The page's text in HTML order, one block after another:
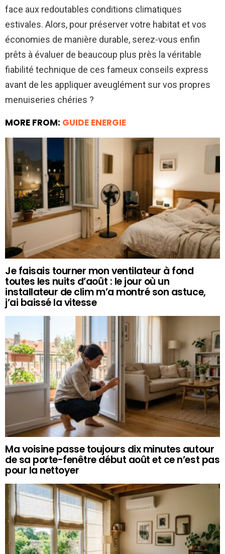
face aux redoutables conditions climatiques
estivales. Alors, pour préserver votre habitat et vos
économies de manière durable, serez-vous enfin
prêts à évaluer de beaucoup plus près la véritable
fiabilité technique de ces fameux conseils express
avant de les appliquer aveuglément sur vos propres
menuiseries chéries ?
MORE FROM: GUIDE ENERGIE
Je faisais tourner mon ventilateur à fond
toutes les nuits d’août : le jour où un
installateur de clim m’a montré son astuce,
j’ai baissé la vitesse
Ma voisine passe toujours dix minutes autour
de sa porte-fenêtre début août et ce n’est pas
pour la nettoyer